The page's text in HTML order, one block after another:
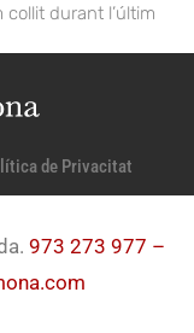
durant l’últim
de Privacitat
973 273 977 –